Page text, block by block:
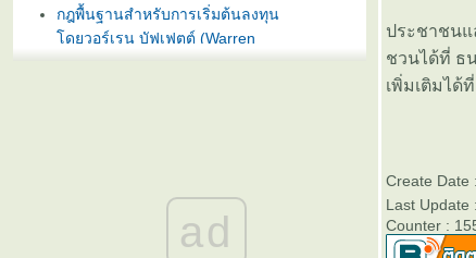
กฎพื้นฐานสำหรับการเริ่มต้นลงทุน
ดยวอร์เรน บัฟเฟตต์ (Warren
ดอกเบี้ยสูง 3% ต่อปี
บลจ. ทิสโก้ เปิดเสนอขาย “กองทุน
เปิด ทิสโก้ เจแปน อิควิตี้ ทริกเกอร์
ad
ประชาชน
ชวนได้ที่ ธ
เพิ่มเติมได้
Create Date
Last Update
Counter :